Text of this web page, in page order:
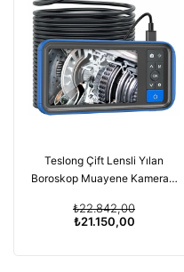
Teslong Çift Lensli Yılan
Boroskop Muayene Kamerası
₺21.150,00
₺22.842,00